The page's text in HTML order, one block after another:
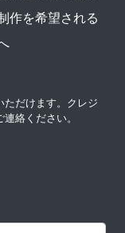
作を希望される
ただけます。クレジ
絡ください。